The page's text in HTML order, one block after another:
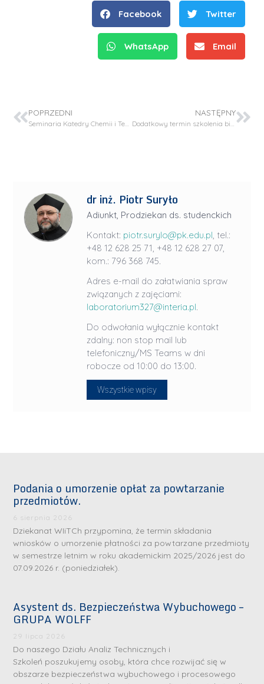
Facebook Twitter
WhatsApp Email
POPRZEDNI
Seminaria Katedry Chemii i Technologii Polimerów
NASTĘPNY
Dodatkowy termin szkolenia bibliotecznego dla studentów studiów II stopnia I roku.
dr inż. Piotr Suryło
Adiunkt, Prodziekan ds. studenckich
Kontakt: piotr.surylo@pk.edu.pl, tel.:
+48 12 628 25 71, +48 12 628 27 07,
kom.: 796 368 745.
Adres e-mail do załatwiania spraw
związanych z zajęciami:
laboratorium327@interia.pl.
Do odwołania wyłącznie kontakt
zdalny: non stop mail lub
telefoniczny/MS Teams w dni
robocze od 10:00 do 13:00.
Wszystkie wpisy
Podania o umorzenie opłat za powtarzanie
przedmiotów.
6 sierpnia 2026
Dziekanat WIiTCh przypomina, że termin składania
wniosków o umorzenie płatności za powtarzane przedmioty
w semestrze letnim w roku akademickim 2025/2026 jest do
07.09.2026 r. (poniedziałek).
Asystent ds. Bezpieczeństwa Wybuchowego –
GRUPA WOLFF
29 lipca 2026
Do naszego Działu Analiz Technicznych i
Szkoleń poszukujemy osoby, która chce rozwijać się w
obszarze bezpieczeństwa wybuchowego i procesowego